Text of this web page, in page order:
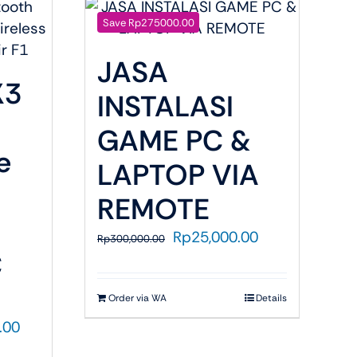
Harga
Save Rp275000.00
JASA
INSTALASI
GAME PC &
LAPTOP VIA
REMOTE
Rp300,000.00
Harga
Rp300,000.00.
Rp25,000.00Harga
adalah:
Rp25,000.00.
Order via WA Details